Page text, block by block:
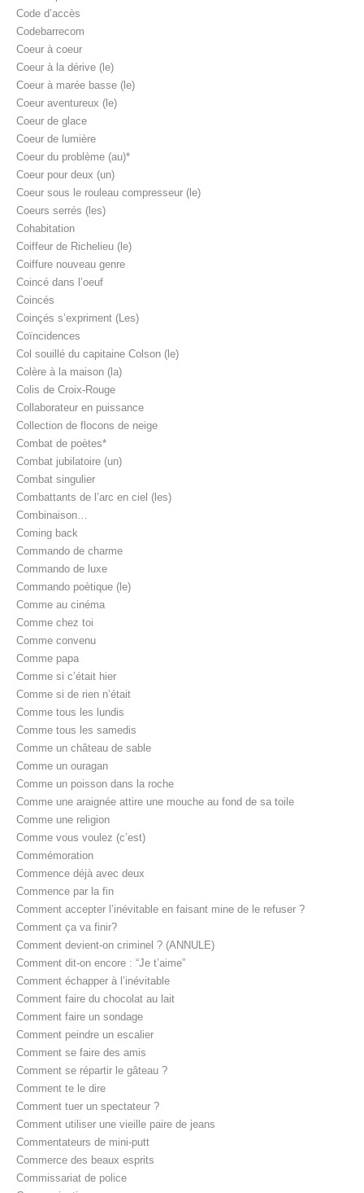
Code d’accès
Codebarrecom
Coeur à coeur
Coeur à la dérive (le)
Coeur à marée basse (le)
Coeur aventureux (le)
Coeur de glace
Coeur de lumière
Coeur du problème (au)*
Coeur pour deux (un)
Coeur sous le rouleau compresseur (le)
Coeurs serrés (les)
Cohabitation
Coiffeur de Richelieu (le)
Coiffure nouveau genre
Coincé dans l’oeuf
Coincés
Coinçés s’expriment (Les)
Coïncidences
Col souillé du capitaine Colson (le)
Colère à la maison (la)
Colis de Croix-Rouge
Collaborateur en puissance
Collection de flocons de neige
Combat de poètes*
Combat jubilatoire (un)
Combat singulier
Combattants de l’arc en ciel (les)
Combinaison…
Coming back
Commando de charme
Commando de luxe
Commando poètique (le)
Comme au cinéma
Comme chez toi
Comme convenu
Comme papa
Comme si c’était hier
Comme si de rien n’était
Comme tous les lundis
Comme tous les samedis
Comme un château de sable
Comme un ouragan
Comme un poisson dans la roche
Comme une araignée attire une mouche au fond de sa toile
Comme une religion
Comme vous voulez (c’est)
Commémoration
Commence déjà avec deux
Commence par la fin
Comment accepter l’inévitable en faisant mine de le refuser ?
Comment ça va finir?
Comment devient-on criminel ? (ANNULE)
Comment dit-on encore : “Je t’aime”
Comment échapper à l’inévitable
Comment faire du chocolat au lait
Comment faire un sondage
Comment peindre un escalier
Comment se faire des amis
Comment se répartir le gâteau ?
Comment te le dire
Comment tuer un spectateur ?
Comment utiliser une vieille paire de jeans
Commentateurs de mini-putt
Commerce des beaux esprits
Commissariat de police